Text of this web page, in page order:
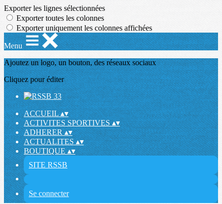
Exporter les lignes sélectionnées
Exporter toutes les colonnes
Exporter uniquement les colonnes affichées
Menu
Ajoutez un logo, un bouton, des réseaux sociaux
Cliquez pour éditer
ACCUEIL▴▾
ACTIVITES SPORTIVES▴▾
ADHERER▴▾
ACTUALITES▴▾
BOUTIQUE▴▾
SITE RSSB
Se connecter